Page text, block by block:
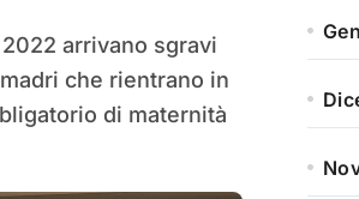
che rientrano in
di maternità